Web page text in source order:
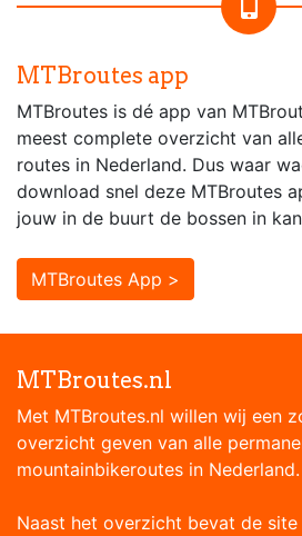
MTBroutes app
MTBroutes is dé app van
meest complete overzicht van
routes in Nederland. Dus waar
download snel deze MTBroutes
jouw in de buurt de bossen in
MTBroutes App >
MTBroutes.nl
Met MTBroutes.nl willen wij een
overzicht geven van alle
mountainbikeroutes in Nederland.
Naast het overzicht bevat de